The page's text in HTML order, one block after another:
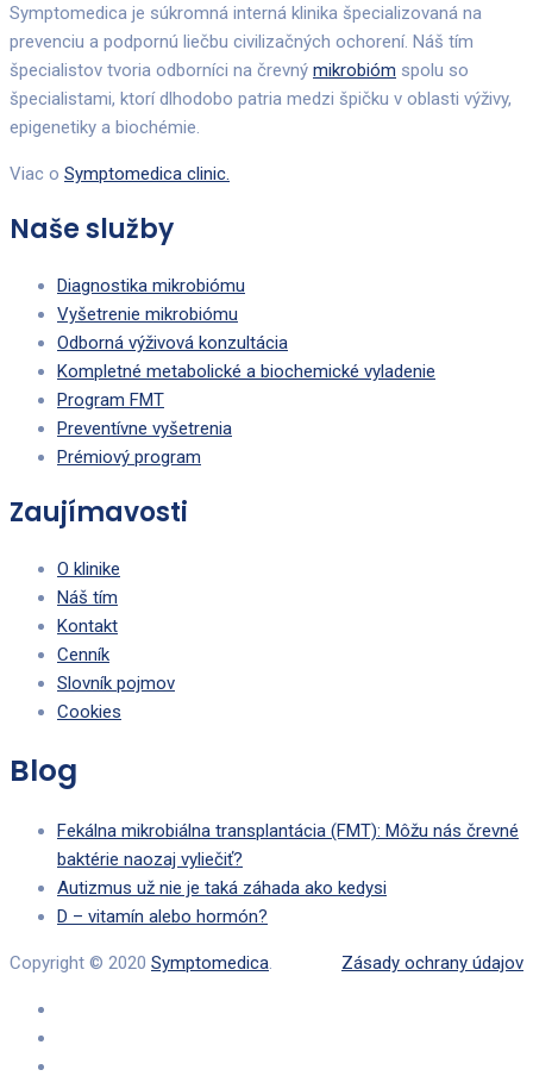
Symptomedica je súkromná interná klinika špecializovaná na
prevenciu a podpornú liečbu civilizačných ochorení. Náš tím
špecialistov tvoria odborníci na črevný mikrobióm spolu so
špecialistami, ktorí dlhodobo patria medzi špičku v oblasti výživy,
epigenetiky a biochémie.
Viac o Symptomedica clinic.
Naše služby
Diagnostika mikrobiómu
Vyšetrenie mikrobiómu
Odborná výživová konzultácia
Kompletné metabolické a biochemické vyladenie
Program FMT
Preventívne vyšetrenia
Prémiový program
Zaujímavosti
O klinike
Náš tím
Kontakt
Cenník
Slovník pojmov
Cookies
Blog
Fekálna mikrobiálna transplantácia (FMT): Môžu nás črevné
baktérie naozaj vyliečiť?
Autizmus už nie je taká záhada ako kedysi
D – vitamín alebo hormón?
Copyright © 2020 Symptomedica. Zásady ochrany údajov